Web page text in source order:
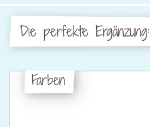
Die perfekte Ergänzung:
Farben